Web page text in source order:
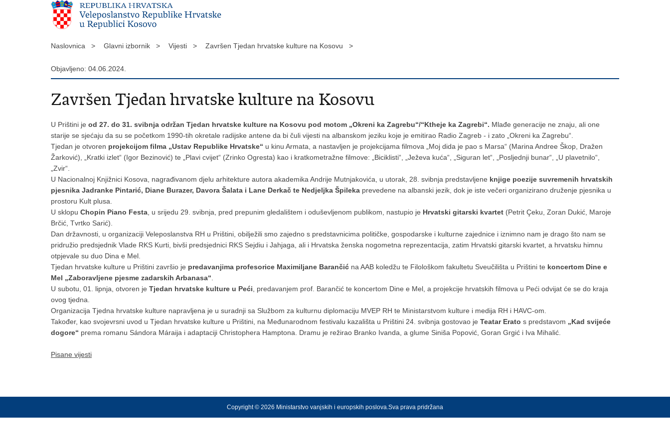
Naslovnica > Glavni izbornik > Vijesti > Završen Tjedan hrvatske kulture na Kosovu >
Objavljeno: 04.06.2024.
Završen Tjedan hrvatske kulture na Kosovu
U Prištini je od 27. do 31. svibnja održan Tjedan hrvatske kulture na Kosovu pod motom „Okreni ka Zagrebu“/“Ktheje ka Zagrebi“. Mlađe generacije ne znaju, ali one
starije se sjećaju da su se početkom 1990-tih okretale radijske antene da bi čuli vijesti na albanskom jeziku koje je emitirao Radio Zagreb - i zato „Okreni ka Zagrebu“.
Tjedan je otvoren projekcijom filma „Ustav Republike Hrvatske“ u kinu Armata, a nastavljen je projekcijama filmova „Moj dida je pao s Marsa“ (Marina Andree Škop, Dražen
Žarković), „Kratki izlet“ (Igor Bezinović) te „Plavi cvijet“ (Zrinko Ogresta) kao i kratkometražne filmove: „Biciklisti“, „Ježeva kuća“, „Siguran let“, „Posljednji bunar“, „U plavetnilo“,
„Zvir“.
U Nacionalnoj Knjižnici Kosova, nagrađivanom djelu arhitekture autora akademika Andrije Mutnjakovića, u utorak, 28. svibnja predstavljene knjige poezije suvremenih hrvatskih
pjesnika Jadranke Pintarić, Diane Burazer, Davora Šalata i Lane Derkač te Nedjeljka Špileka prevedene na albanski jezik, dok je iste večeri organizirano druženje pjesnika u
prostoru Kult plusa.
U sklopu Chopin Piano Festa , u srijedu 29. svibnja, pred prepunim gledalištem i oduševljenom publikom, nastupio je Hrvatski gitarski kvartet (Petrit Çeku, Zoran Dukić, Maroje
Brčić, Tvrtko Sarić).
Dan državnosti, u organizaciji Veleposlanstva RH u Prištini, obilježili smo zajedno s predstavnicima političke, gospodarske i kulturne zajednice i iznimno nam je drago što nam se
pridružio predsjednik Vlade RKS Kurti, bivši predsjednici RKS Sejdiu i Jahjaga, ali i Hrvatska ženska nogometna reprezentacija, zatim Hrvatski gitarski kvartet, a hrvatsku himnu
otpjevale su duo Dina e Mel.
Tjedan hrvatske kulture u Prištini završio je predavanjima profesorice Maximiljane Barančić na AAB koledžu te Filološkom fakultetu Sveučilišta u Prištini te koncertom Dine e
Mel „Zaboravljene pjesme zadarskih Arbanasa“
U subotu, 01. lipnja, otvoren je Tjedan hrvatske kulture u Peći , predavanjem prof. Barančić te koncertom Dine e Mel, a projekcije hrvatskih filmova u Peći odvijat će se do kraja
ovog tjedna.
Organizacija Tjedna hrvatske kulture napravljena je u suradnji sa Službom za kulturnu diplomaciju MVEP RH te Ministarstvom kulture i medija RH i HAVC-om.
Također, kao svojevrsni uvod u Tjedan hrvatske kulture u Prištini, na Međunarodnom festivalu kazališta u Prištini 24. svibnja gostovao je Teatar Erato s predstavom „Kad svijeće
dogore“ prema romanu Sándora Máraija i adaptaciji Christophera Hamptona. Dramu je režirao Branko Ivanda, a glume Siniša Popović, Goran Grgić i Iva Mihalić.
Pisane vijesti
Copyright © 2026 Ministarstvo vanjskih i europskih poslova.Sva prava pridržana